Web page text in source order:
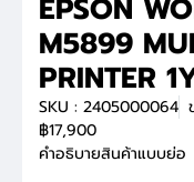
EPSON
M5899
PRINTER
SKU : 2405000064
฿17,900
คำอธิบายสินค้าแบบย่อ